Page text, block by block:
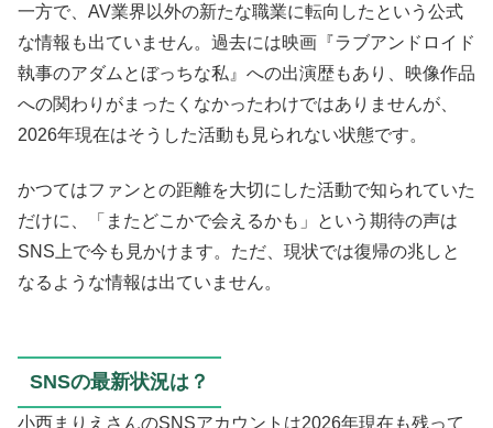
一方で、AV業界以外の新たな職業に転向したという公式
な情報も出ていません。過去には映画『ラブアンドロイド
執事のアダムとぼっちな私』への出演歴もあり、映像作品
への関わりがまったくなかったわけではありませんが、
2026年現在はそうした活動も見られない状態です。
かつてはファンとの距離を大切にした活動で知られていた
だけに、「またどこかで会えるかも」という期待の声は
SNS上で今も見かけます。ただ、現状では復帰の兆しと
なるような情報は出ていません。
SNSの最新状況は？
小西まりえさんのSNSアカウントは2026年現在も残って